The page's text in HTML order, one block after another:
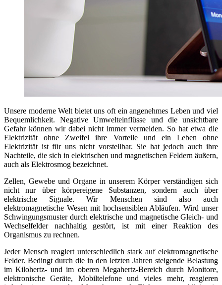
Unsere moderne Welt bietet uns oft ein angenehmes Leben und viel
Bequemlichkeit. Negative Umwelteinflüsse und die unsichtbare
Gefahr können wir dabei nicht immer vermeiden. So hat etwa die
Elektrizität ohne Zweifel ihre Vorteile und ein Leben ohne
Elektrizität ist für uns nicht vorstellbar. Sie hat jedoch auch ihre
Nachteile, die sich in elektrischen und magnetischen Feldern äußern,
auch als Elektrosmog bezeichnet.
Zellen, Gewebe und Organe in unserem Körper verständigen sich
nicht nur über körpereigene Substanzen, sondern auch über
elektrische Signale. Wir Menschen sind also auch
elektromagnetische Wesen mit hochsensiblen Abläufen. Wird unser
Schwingungsmuster durch elektrische und magnetische Gleich- und
Wechselfelder nachhaltig gestört, ist mit einer Reaktion des
Organismus zu rechnen.
Jeder Mensch reagiert unterschiedlich stark auf elektromagnetische
Felder. Bedingt durch die in den letzten Jahren steigende Belastung
im Kilohertz- und im oberen Megahertz-Bereich durch Monitore,
elektronische Geräte, Mobiltelefone und vieles mehr, reagieren